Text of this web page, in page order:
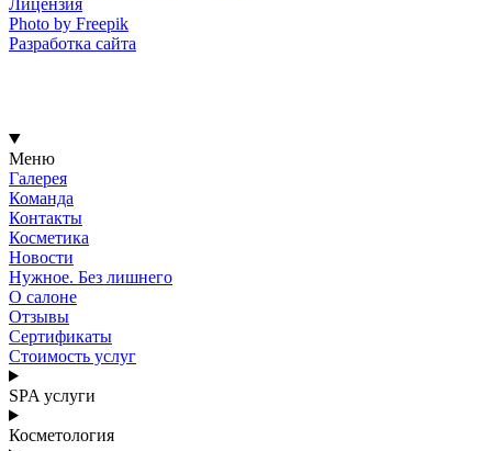
Photo by Freepik
Разработка сайта
Меню
Галерея
Команда
Контакты
Косметика
Новости
Нужное. Без лишнего
О салоне
Отзывы
Сертификаты
Стоимость услуг
SPA услуги
Косметология